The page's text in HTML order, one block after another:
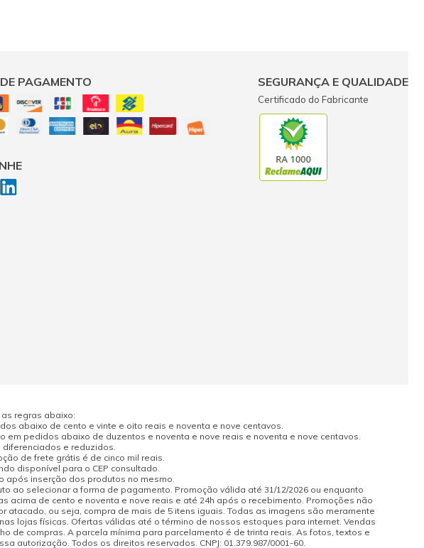
PAGAMENTO SEGURANÇA E QUALIDADE
Certificado do Fabricante
regras abaixo:
abaixo de cento e vinte e oito reais e noventa e nove centavos.
pedidos abaixo de duzentos e noventa e nove reais e noventa e nove centavos.
e reduzidos.
de frete grátis é de cinco mil reais.
disponível para o CEP consultado.
após inserção dos produtos no mesmo.
ao selecionar a forma de pagamento. Promoção válida até 31/12/2026 ou enquanto
de cento e noventa e nove reais e até 24h após o recebimento. Promoções não
ou seja, compra de mais de 5 itens iguais. Todas as imagens são meramente
lojas físicas. Ofertas válidas até o término de nossos estoques para internet. Vendas
de compras. A parcela mínima para parcelamento é de trinta reais. As fotos, textos e
autorização. Todos os direitos reservados. CNPJ: 01.379.987/0001-60.